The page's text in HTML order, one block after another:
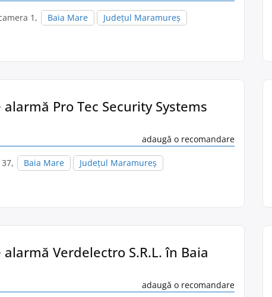
1, Baia Mare Județul Maramureș
Pro Tec Security Systems
adaugă o recomandare
Baia Mare Județul Maramureș
Verdelectro S.R.L. în Baia
adaugă o recomandare